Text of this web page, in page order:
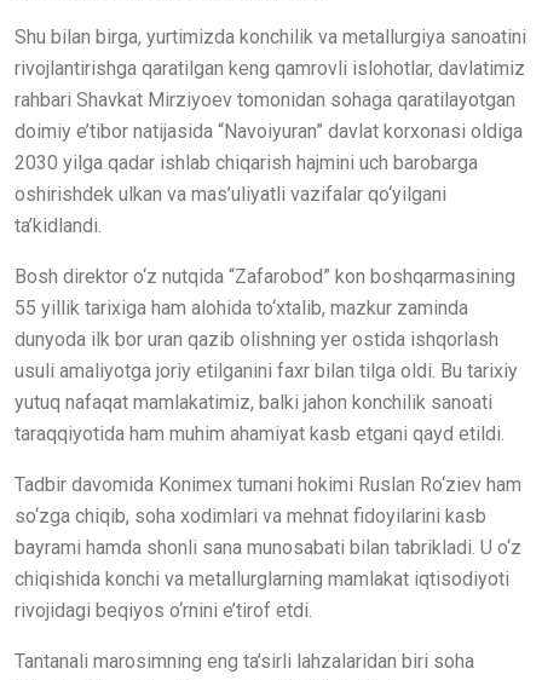
Shu bilan birga, yurtimizda konchilik va metallurgiya sanoatini
rivojlantirishga qaratilgan keng qamrovli islohotlar, davlatimiz
rahbari Shavkat Mirziyoev tomonidan sohaga qaratilayotgan
doimiy e’tibor natijasida “Navoiyuran” davlat korxonasi oldiga
2030 yilga qadar ishlab chiqarish hajmini uch barobarga
oshirishdek ulkan va mas’uliyatli vazifalar qo‘yilgani
ta’kidlandi.
Bosh direktor o‘z nutqida “Zafarobod” kon boshqarmasining
55 yillik tarixiga ham alohida to‘xtalib, mazkur zaminda
dunyoda ilk bor uran qazib olishning yer ostida ishqorlash
usuli amaliyotga joriy etilganini faxr bilan tilga oldi. Bu tarixiy
yutuq nafaqat mamlakatimiz, balki jahon konchilik sanoati
taraqqiyotida ham muhim ahamiyat kasb etgani qayd etildi.
Tadbir davomida Konimex tumani hokimi Ruslan Ro‘ziev ham
so‘zga chiqib, soha xodimlari va mehnat fidoyilarini kasb
bayrami hamda shonli sana munosabati bilan tabrikladi. U o‘z
chiqishida konchi va metallurglarning mamlakat iqtisodiyoti
rivojidagi beqiyos o‘rnini e’tirof etdi.
Tantanali marosimning eng ta’sirli lahzalaridan biri soha